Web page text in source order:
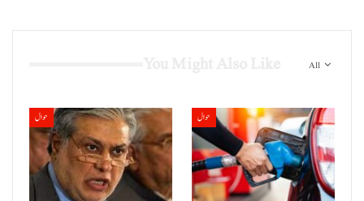
All
حوال حوال